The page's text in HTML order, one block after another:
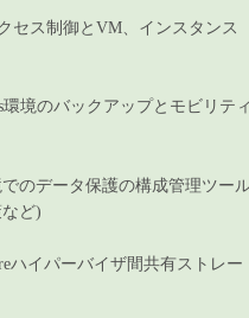
セス制御とVM、インスタンス
環境のバックアップとモビリテ
でのデータ保護の構成管理ツー
ど)
ハイパーバイザ間共有ストレー